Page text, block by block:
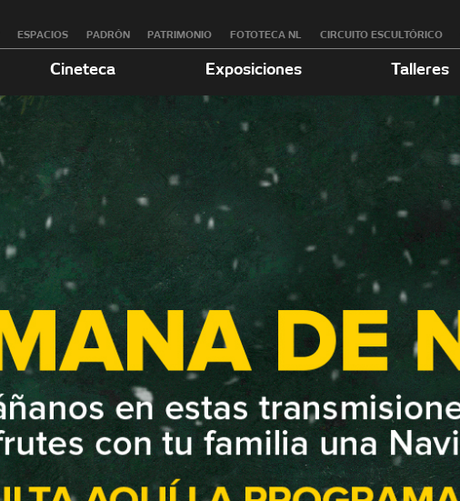
ESPACIOS PADRÓN PATRIMONIO FOTOTECA NL CIRCUITO ESCULTÓRICO
Cineteca Exposiciones Talleres